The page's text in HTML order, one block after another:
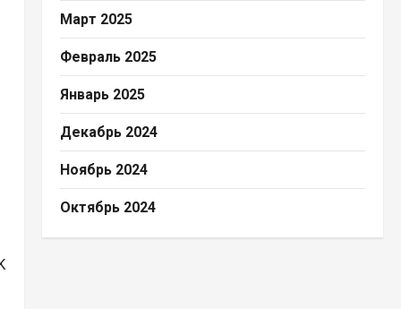
Март 2025
Февраль 2025
Январь 2025
Декабрь 2024
Ноябрь 2024
Октябрь 2024